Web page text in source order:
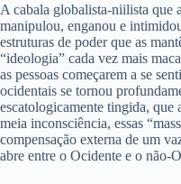
A cabala globalista-niilista que
manipulou, enganou e
estruturas de poder que as
“ideologia” cada vez mais
as pessoas começarem a se
ocidentais se tornou
escatologicamente tingida, que
meia inconsciência, essas
compensação externa de um
abre entre o Ocidente e o não-